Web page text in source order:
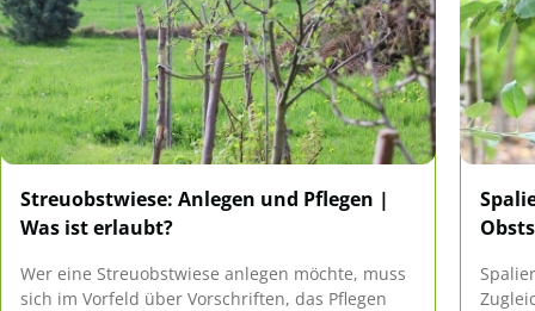
Streuobstwiese: Anlegen und Pflegen |
Was ist erlaubt?
Wer eine Streuobstwiese anlegen möchte, muss
sich im Vorfeld über Vorschriften, das Pflegen